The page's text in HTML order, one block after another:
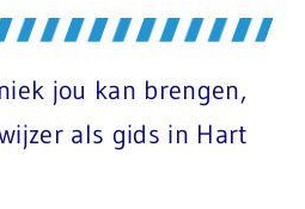
jou kan brengen,
als gids in Hart